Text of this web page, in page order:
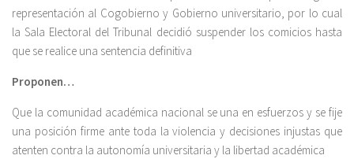
representación al Cogobierno y Gobierno universitario, por lo cual
la Sala Electoral del Tribunal decidió suspender los comicios hasta
que se realice una sentencia definitiva
Proponen…
Que la comunidad académica nacional se una en esfuerzos y se fije
una posición firme ante toda la violencia y decisiones injustas que
atenten contra la autonomía universitaria y la libertad académica